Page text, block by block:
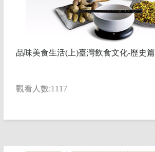
品味美食生活(上)臺灣飲食文化-歷史篇
觀看人數:1117